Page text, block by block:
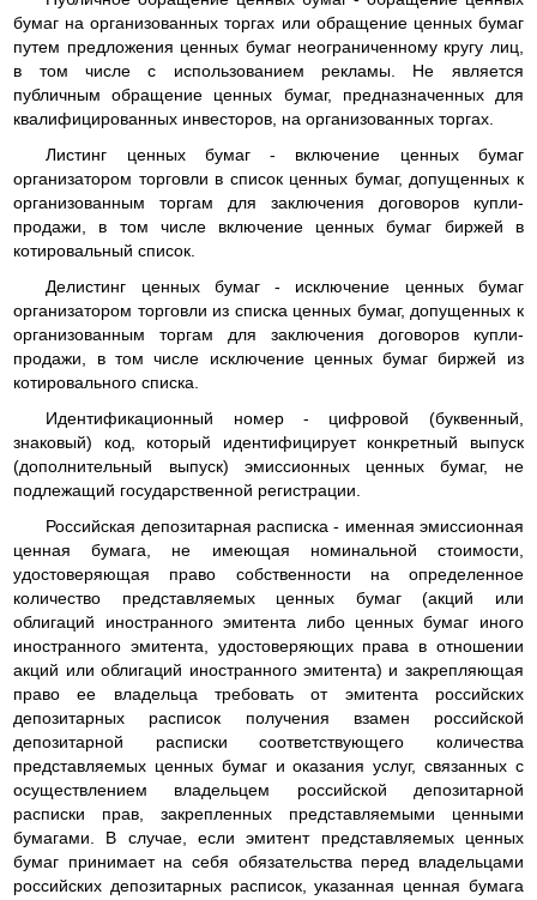
бумаг на организованных торгах или обращение ценных бумаг
путем предложения ценных бумаг неограниченному кругу лиц,
в том числе с использованием рекламы. Не является
публичным обращение ценных бумаг, предназначенных для
квалифицированных инвесторов, на организованных торгах.
Листинг ценных бумаг - включение ценных бумаг
организатором торговли в список ценных бумаг, допущенных к
организованным торгам для заключения договоров купли-
продажи, в том числе включение ценных бумаг биржей в
котировальный список.
Делистинг ценных бумаг - исключение ценных бумаг
организатором торговли из списка ценных бумаг, допущенных к
организованным торгам для заключения договоров купли-
продажи, в том числе исключение ценных бумаг биржей из
котировального списка.
Идентификационный номер - цифровой (буквенный,
знаковый) код, который идентифицирует конкретный выпуск
(дополнительный выпуск) эмиссионных ценных бумаг, не
подлежащий государственной регистрации.
Российская депозитарная расписка - именная эмиссионная
ценная бумага, не имеющая номинальной стоимости,
удостоверяющая право собственности на определенное
количество представляемых ценных бумаг (акций или
облигаций иностранного эмитента либо ценных бумаг иного
иностранного эмитента, удостоверяющих права в отношении
акций или облигаций иностранного эмитента) и закрепляющая
право ее владельца требовать от эмитента российских
депозитарных расписок получения взамен российской
депозитарной расписки соответствующего количества
представляемых ценных бумаг и оказания услуг, связанных с
осуществлением владельцем российской депозитарной
расписки прав, закрепленных представляемыми ценными
бумагами. В случае, если эмитент представляемых ценных
бумаг принимает на себя обязательства перед владельцами
российских депозитарных расписок, указанная ценная бумага